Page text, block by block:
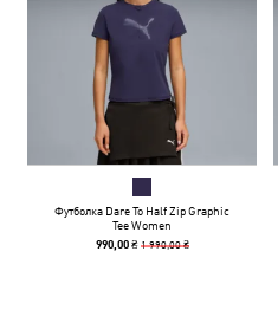
Футболка Dare To Half Zip Graphic
Tee Women
990,00 ₴ 1 990,00 ₴